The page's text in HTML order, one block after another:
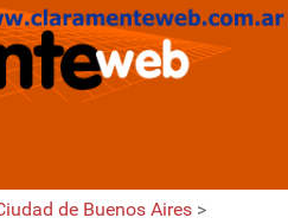
de Buenos Aires >